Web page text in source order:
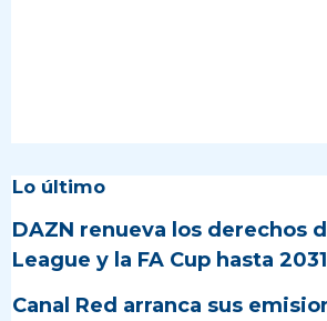
Lo último
DAZN renueva los derechos
League y la FA Cup hasta 2031
Canal Red arranca sus